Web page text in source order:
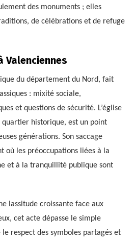
des monuments ; elles
de célébrations et de refuge
Valenciennes
du département du Nord, fait
: mixité sociale,
et questions de sécurité. L’église
quartier historique, est un point
générations. Son saccage
où les préoccupations liées à la
et à la tranquillité publique sont
lassitude croissante face aux
cet acte dépasse le simple
respect des symboles partagés et